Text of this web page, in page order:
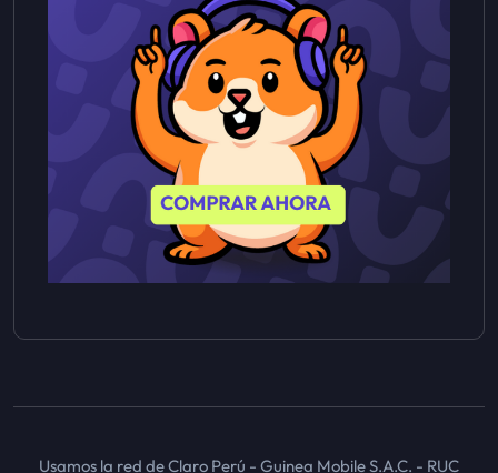
Usamos la red de Claro Perú - Guinea Mobile S.A.C. - RUC